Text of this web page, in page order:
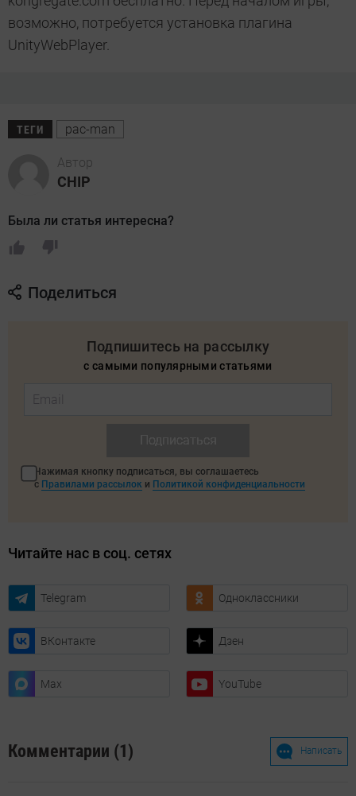
возможно, потребуется установка плагина
UnityWebPlayer.
ТЕГИ pac-man
Автор
CHIP
Была ли статья интересна?
Поделиться
Подпишитесь на рассылку
с самыми популярными статьями
Нажимая кнопку подписаться, вы соглашаетесь
с Правилами рассылок и Политикой конфиденциальности
Читайте нас в соц. сетях
Telegram Одноклассники
ВКонтакте Дзен
Max YouTube
Комментарии (1) Написать